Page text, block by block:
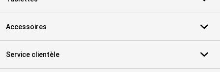
Accessoires
Service clientèle